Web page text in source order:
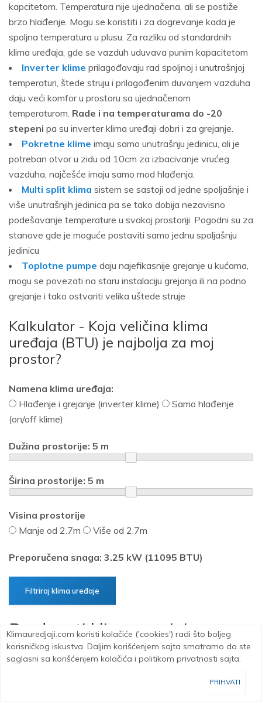
Klimauredjaji.com koristi kolačiće ('cookies') radi što boljeg
korisničkog iskustva. Daljim korišćenjem sajta smatramo da ste
saglasni sa korišćenjem kolačića i politikom privatnosti sajta.
PRIHVATI
kapcitetom. Temperatura nije ujednačena, ali se postiže
brzo hlađenje. Mogu se koristiti i za dogrevanje kada je
spoljna temperatura u plusu. Za razliku od standardnih
klima uređaja, gde se vazduh uduvava punim kapacitetom
Inverter klime prilagođavaju rad spoljnoj i unutrašnjoj
temperaturi, štede struju i prilagođenim duvanjem vazduha
daju veći komfor u prostoru sa ujednačenom
temperaturom. Rade i na temperaturama do -20
stepeni pa su inverter klima uređaji dobri i za grejanje.
Pokretne klime imaju samo unutrašnju jedinicu, ali je
potreban otvor u zidu od 10cm za izbacivanje vrućeg
vazduha, najčešće imaju samo mod hlađenja.
Multi split klima sistem se sastoji od jedne spoljašnje i
više unutrašnjih jedinica pa se tako dobija nezavisno
podešavanje temperature u svakoj prostoriji. Pogodni su za
stanove gde je moguće postaviti samo jednu spoljašnju
jedinicu
Toplotne pumpe daju najefikasnije grejanje u kućama,
mogu se povezati na staru instalaciju grejanja ili na podno
grejanje i tako ostvariti velika uštede struje
Kalkulator - Koja veličina klima
uređaja (BTU) je najbolja za moj
prostor?
Namena klima uređaja:
Hlađenje i grejanje (inverter klime)
Samo hlađenje
(on/off klime)
Dužina prostorije: 5 m
Širina prostorije: 5 m
Visina prostorije
Manje od 2.7m
Više od 2.7m
Preporučena snaga: 3.25 kW (11095 BTU)
Prednosti klima uređaja
KomforIdealna temperatura životnog ili radnog